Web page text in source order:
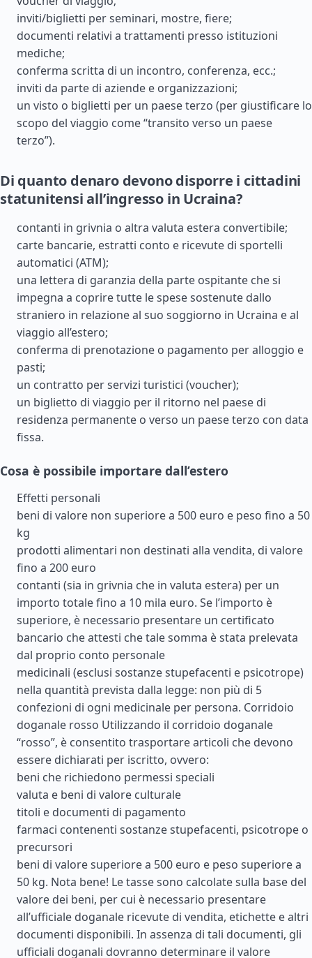
inviti/biglietti per seminari, mostre, fiere;
documenti relativi a trattamenti presso istituzioni
mediche;
conferma scritta di un incontro, conferenza, ecc.;
inviti da parte di aziende e organizzazioni;
un visto o biglietti per un paese terzo (per giustificare lo
scopo del viaggio come “transito verso un paese
terzo”).
Di quanto denaro devono disporre i cittadini
statunitensi all’ingresso in Ucraina?
contanti in grivnia o altra valuta estera convertibile;
carte bancarie, estratti conto e ricevute di sportelli
automatici (ATM);
una lettera di garanzia della parte ospitante che si
impegna a coprire tutte le spese sostenute dallo
straniero in relazione al suo soggiorno in Ucraina e al
viaggio all’estero;
conferma di prenotazione o pagamento per alloggio e
pasti;
un contratto per servizi turistici (voucher);
un biglietto di viaggio per il ritorno nel paese di
residenza permanente o verso un paese terzo con data
fissa.
Cosa è possibile importare dall’estero
Effetti personali
beni di valore non superiore a 500 euro e peso fino a 50
kg
prodotti alimentari non destinati alla vendita, di valore
fino a 200 euro
contanti (sia in grivnia che in valuta estera) per un
importo totale fino a 10 mila euro. Se l’importo è
superiore, è necessario presentare un certificato
bancario che attesti che tale somma è stata prelevata
dal proprio conto personale
medicinali (esclusi sostanze stupefacenti e psicotrope)
nella quantità prevista dalla legge: non più di 5
confezioni di ogni medicinale per persona. Corridoio
doganale rosso Utilizzando il corridoio doganale
“rosso”, è consentito trasportare articoli che devono
essere dichiarati per iscritto, ovvero:
beni che richiedono permessi speciali
valuta e beni di valore culturale
titoli e documenti di pagamento
farmaci contenenti sostanze stupefacenti, psicotrope o
precursori
beni di valore superiore a 500 euro e peso superiore a
50 kg. Nota bene! Le tasse sono calcolate sulla base del
valore dei beni, per cui è necessario presentare
all’ufficiale doganale ricevute di vendita, etichette e altri
documenti disponibili. In assenza di tali documenti, gli
ufficiali doganali dovranno determinare il valore